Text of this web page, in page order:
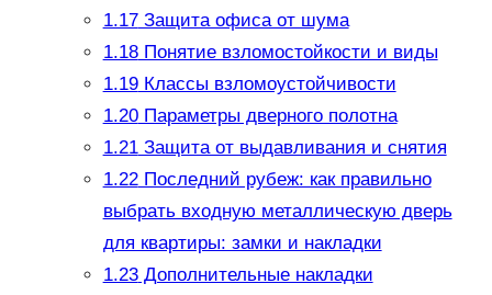
1.17Защита офиса от шума
1.18Понятие взломостойкости и виды
1.19Классы взломоустойчивости
1.20Параметры дверного полотна
1.21Защита от выдавливания и снятия
1.22Последний рубеж: как правильно
выбрать входную металлическую дверь
для квартиры: замки и накладки
1.23Дополнительные накладки